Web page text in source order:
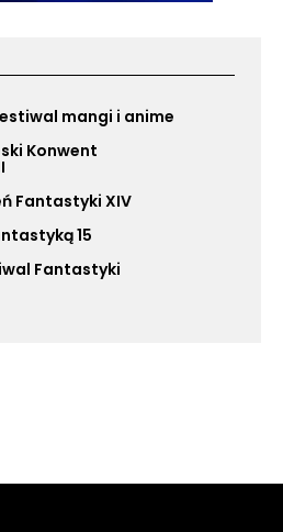
mangi i anime
Konwent
Fantastyki XIV
15
Fantastyki